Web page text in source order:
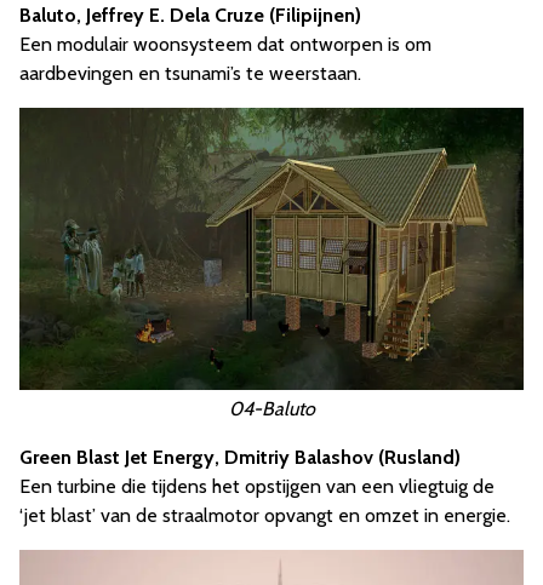
Baluto, Jeffrey E. Dela Cruze (Filipijnen)
Een modulair woonsysteem dat ontworpen is om
aardbevingen en tsunami’s te weerstaan.
04-Baluto
Green Blast Jet Energy, Dmitriy Balashov (Rusland)
Een turbine die tijdens het opstijgen van een vliegtuig de
‘jet blast’ van de straalmotor opvangt en omzet in energie.